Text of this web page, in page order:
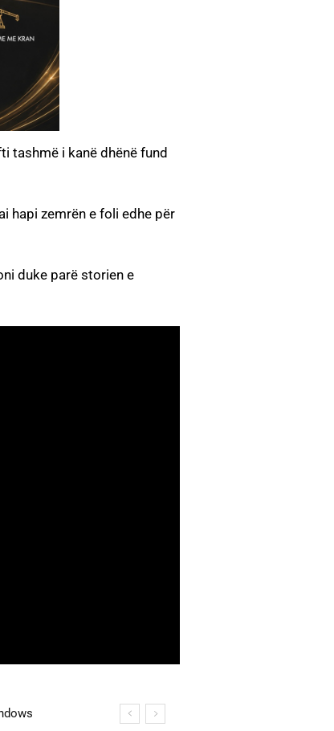
tashmë i kanë dhënë fund
hapi zemrën e foli edhe për
duke parë storien e
detajet